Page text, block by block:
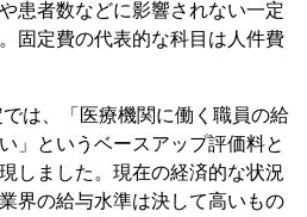
患者数などに影響されない一定
固定費の代表的な科目は人件費
は、「医療機関に働く職員の給
」というベースアップ評価料と
しました。現在の経済的な状況
界の給与水準は決して高いもの